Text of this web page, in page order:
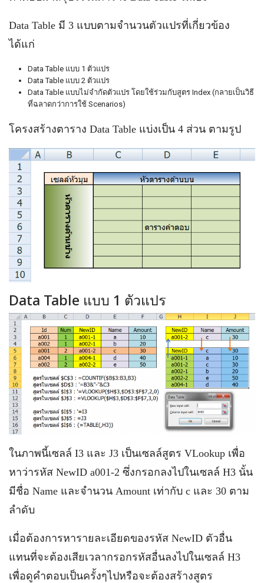
Data Table มี 3 แบบตามจำนวนตัวแปรที่เกี่ยวข้อง
ได้แก่
Data Table แบบ 1 ตัวแปร
Data Table แบบ 2 ตัวแปร
Data Table แบบไม่จำกัดตัวแปร โดยใช้ร่วมกับสูตร Index (กลายเป็นวิธี
ที่ฉลาดกว่าการใช้ Scenarios)
โครงสร้างตาราง Data Table แบ่งเป็น 4 ส่วน ตามรูป
Data Table แบบ 1 ตัวแปร
ในภาพนี้เซลล์ I3 และ J3 เป็นเซลล์สูตร VLookup เพื่อ
หาว่ารหัส NewID a001-2 ซึ่งกรอกลงไปในเซลล์ H3 นั้น
มีชื่อ Name และจำนวน Amount เท่ากับ c และ 30 ตาม
ลำดับ
เมื่อต้องการหารายละเอียดของรหัส NewID ตัวอื่น
แทนที่จะต้องเสียเวลากรอกรหัสอื่นลงไปในเซลล์ H3
เพื่อดูคำตอบเป็นครั้งๆไปหรือจะต้องสร้างสูตร